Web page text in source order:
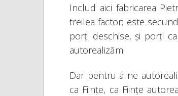
Includ aici fabricarea
treilea factor; este
porți deschise, și porți
autorealizăm.
Dar pentru a ne
ca Ființe, ca Ființe